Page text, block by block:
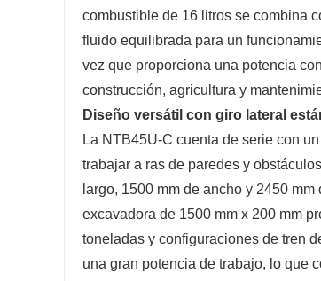
combustible de 16 litros se combina
fluido equilibrada para un
vez que proporciona una potencia
construcción, agricultura y
Diseño versátil con giro lateral
La NTB45U-C cuenta de serie con
trabajar a ras de paredes y
largo, 1500 mm de ancho y 2450
excavadora de 1500 mm x 200 mm
toneladas y configuraciones de tren
una gran potencia de trabajo, lo que